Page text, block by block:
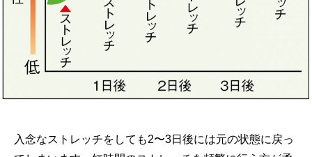
入念なストレッチをしても2〜3日後には元の状態に戻っ